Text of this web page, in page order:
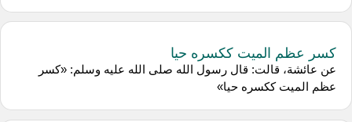
كسر عظم الميت ككسره حيا
عن عائشة، قالت: قال رسول الله صلى الله عليه وسلم: «كسر
عظم الميت ككسره حيا»